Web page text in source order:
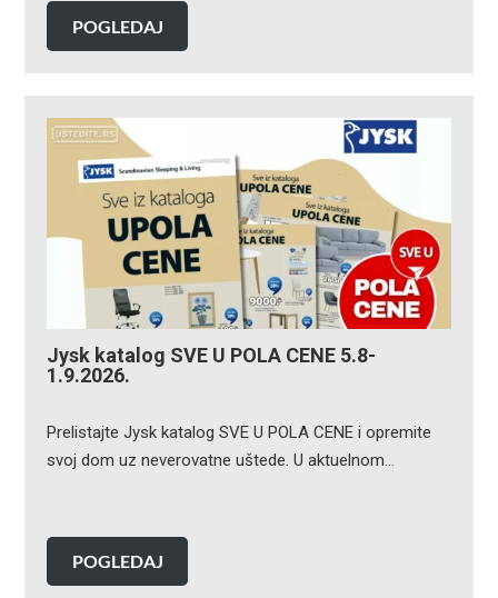
POGLEDAJ
Jysk katalog SVE U POLA CENE 5.8-
1.9.2026.
Prelistajte Jysk katalog SVE U POLA CENE i opremite
svoj dom uz neverovatne uštede. U aktuelnom…
POGLEDAJ